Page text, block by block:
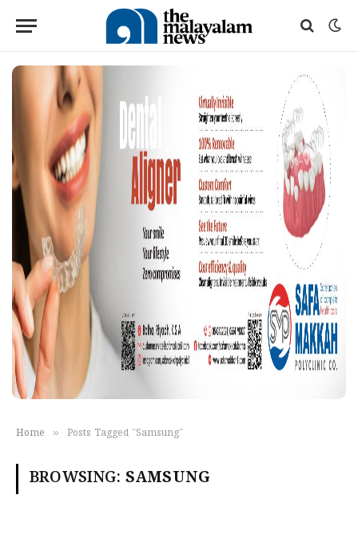
Home » Posts Tagged "Samsung"
BROWSING: SAMSUNG